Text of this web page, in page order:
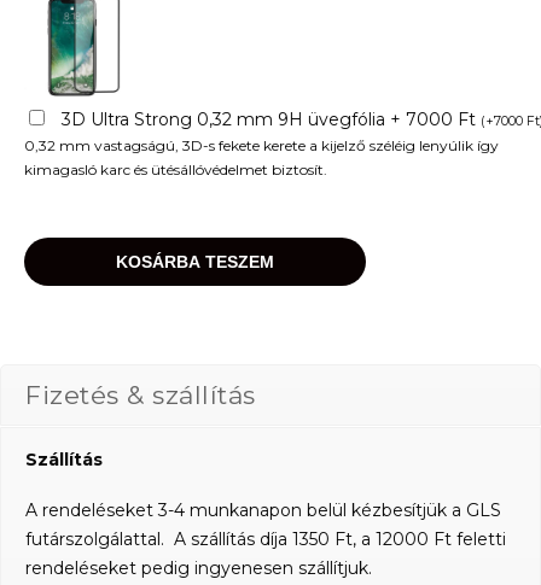
3D Ultra Strong 0,32 mm 9H üvegfólia + 7000 Ft (+7000 Ft
0,32 mm vastagságú, 3D-s fekete kerete a kijelző széléig lenyúlik így
kimagasló karc és ütésállóvédelmet biztosít.
KOSÁRBA TESZEM
Fizetés & szállítás
Szállítás
A rendeléseket 3-4 munkanapon belül kézbesítjük a GLS
futárszolgálattal. A szállítás díja 1350 Ft, a 12000 Ft feletti
rendeléseket pedig ingyenesen szállítjuk.